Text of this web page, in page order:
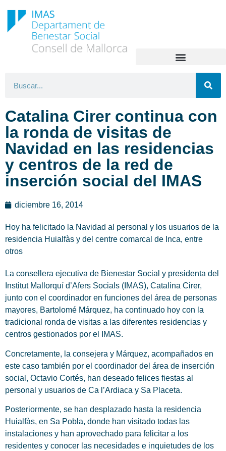
Catalina Cirer continua con
la ronda de visitas de
Navidad en las residencias
y centros de la red de
inserción social del IMAS
diciembre 16, 2014
Hoy ha felicitado la Navidad al personal y los usuarios de la
residencia Huialfàs y del centre comarcal de Inca, entre
otros
La consellera ejecutiva de Bienestar Social y presidenta del
Institut Mallorquí d’Afers Socials (IMAS), Catalina Cirer,
junto con el coordinador en funciones del área de personas
mayores, Bartolomé Márquez, ha continuado hoy con la
tradicional ronda de visitas a las diferentes residencias y
centros gestionados por el IMAS.
Concretamente, la consejera y Márquez, acompañados en
este caso también por el coordinador del área de inserción
social, Octavio Cortés, han deseado felices fiestas al
personal y usuarios de Ca l’Ardiaca y Sa Placeta.
Posteriormente, se han desplazado hasta la residencia
Huialfàs, en Sa Pobla, donde han visitado todas las
instalaciones y han aprovechado para felicitar a los
residentes y conocer las necesidades e inquietudes de los